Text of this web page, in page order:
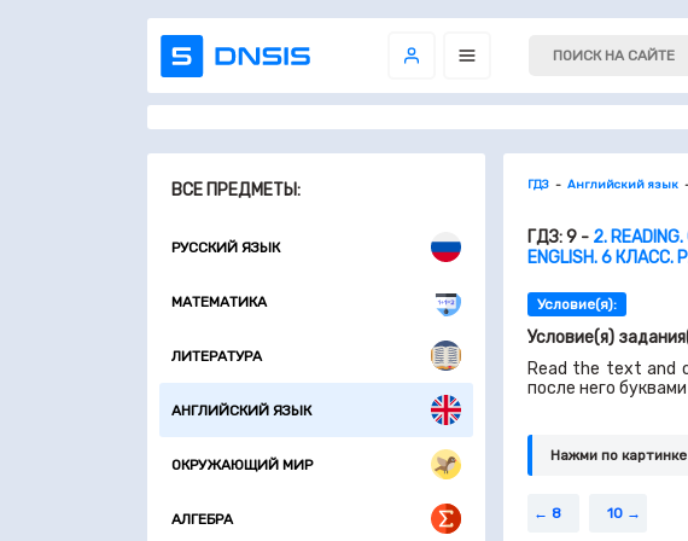
ВСЕ ПРЕДМЕТЫ:
РУССКИЙ ЯЗЫК
МАТЕМАТИКА
ЛИТЕРАТУРА
АНГЛИЙСКИЙ ЯЗЫК
ОКРУЖАЮЩИЙ МИР
АЛГЕБРА
ГДЗ Английский язык
ГДЗ: 9 - 2.
ENGLISH. 6
Условие(я):
Условие(я)
Read the text and
после него
Нажми по
8 10